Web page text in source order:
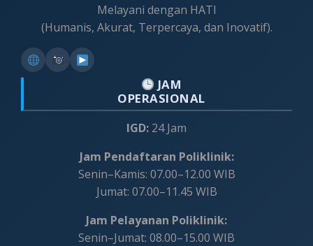
Melayani dengan HATI
(Humanis, Akurat, Terpercaya, dan Inovatif).
JAM
OPERASIONAL
IGD: 24 Jam
Jam Pendaftaran Poliklinik:
Senin–Kamis: 07.00–12.00 WIB
Jumat: 07.00–11.45 WIB
Jam Pelayanan Poliklinik:
Senin–Jumat: 08.00–15.00 WIB